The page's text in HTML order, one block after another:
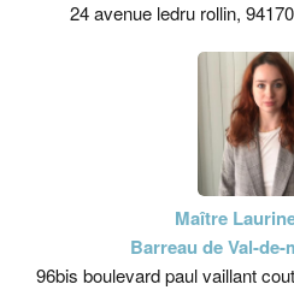
24 avenue ledru rollin,
Maître
Barreau de Val-
96bis boulevard paul vaillant